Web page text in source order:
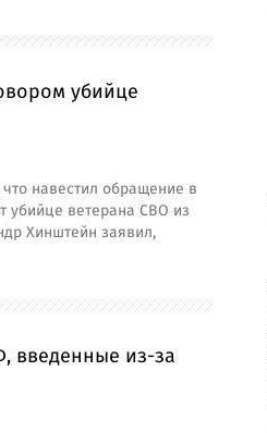
убийце
навестил обращение в
убийце ветерана СВО из
Хинштейн заявил,
введенные из-за